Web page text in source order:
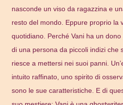
nasconde un viso da ragazzina e
resto del mondo. Eppure proprio la
quotidiano. Perché Vani ha un dono
di una persona da piccoli indizi che
riesce a mettersi nei suoi panni.
intuito raffinato, uno spirito di
sono le sue caratteristiche. E di